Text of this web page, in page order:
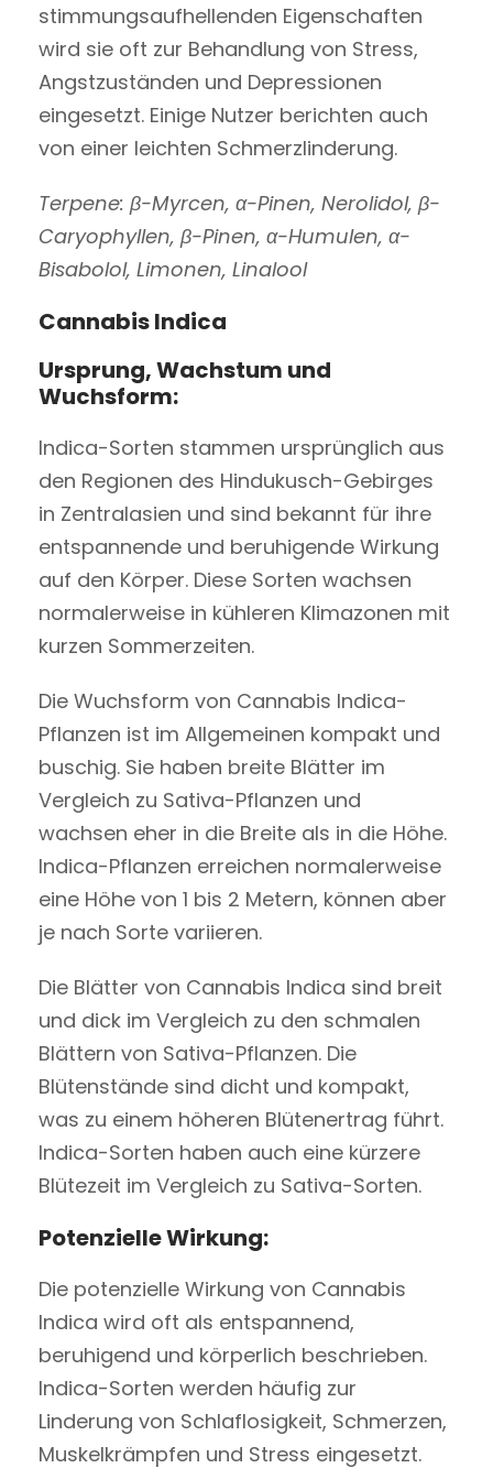
stimmungsaufhellenden Eigenschaften
wird sie oft zur Behandlung von Stress,
Angstzuständen und Depressionen
eingesetzt. Einige Nutzer berichten auch
von einer leichten Schmerzlinderung.
Terpene: β-Myrcen, α-Pinen, Nerolidol, β-
Caryophyllen, β-Pinen, α-Humulen, α-
Bisabolol, Limonen, Linalool
Cannabis Indica
Ursprung, Wachstum und
Wuchsform:
Indica-Sorten stammen ursprünglich aus
den Regionen des Hindukusch-Gebirges
in Zentralasien und sind bekannt für ihre
entspannende und beruhigende Wirkung
auf den Körper. Diese Sorten wachsen
normalerweise in kühleren Klimazonen mit
kurzen Sommerzeiten.
Die Wuchsform von Cannabis Indica-
Pflanzen ist im Allgemeinen kompakt und
buschig. Sie haben breite Blätter im
Vergleich zu Sativa-Pflanzen und
wachsen eher in die Breite als in die Höhe.
Indica-Pflanzen erreichen normalerweise
eine Höhe von 1 bis 2 Metern, können aber
je nach Sorte variieren.
Die Blätter von Cannabis Indica sind breit
und dick im Vergleich zu den schmalen
Blättern von Sativa-Pflanzen. Die
Blütenstände sind dicht und kompakt,
was zu einem höheren Blütenertrag führt.
Indica-Sorten haben auch eine kürzere
Blütezeit im Vergleich zu Sativa-Sorten.
Potenzielle Wirkung:
Die potenzielle Wirkung von Cannabis
Indica wird oft als entspannend,
beruhigend und körperlich beschrieben.
Indica-Sorten werden häufig zur
Linderung von Schlaflosigkeit, Schmerzen,
Muskelkrämpfen und Stress eingesetzt.